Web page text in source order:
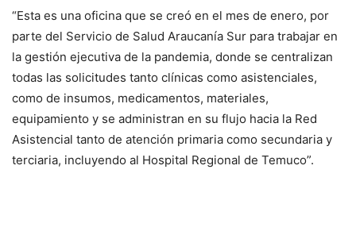
“Esta es una oficina que se creó en el mes de enero, por
parte del Servicio de Salud Araucanía Sur para trabajar en
la gestión ejecutiva de la pandemia, donde se centralizan
todas las solicitudes tanto clínicas como asistenciales,
como de insumos, medicamentos, materiales,
equipamiento y se administran en su flujo hacia la Red
Asistencial tanto de atención primaria como secundaria y
terciaria, incluyendo al Hospital Regional de Temuco”.